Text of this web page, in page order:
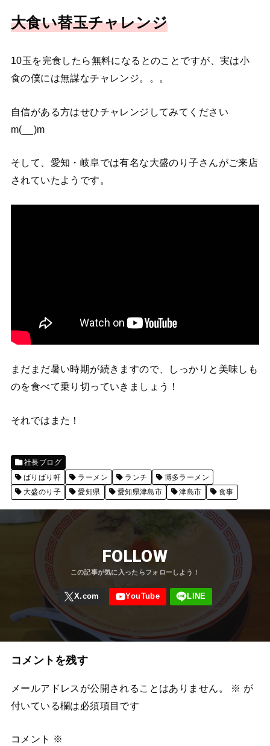
大食い替玉チャレンジ
10玉を完食したら無料になるとのことですが、実は小
食の僕には無謀なチャレンジ。。。
自信がある方はせひチャレンジしてみてください
m(__)m
そして、愛知・岐阜では有名な大盛のり子さんがご来店
されていたようです。
まだまだ暑い時期が続きますので、しっかりと美味しも
のを食べて乗り切っていきましょう！
それではまた！
社長ブログ
ばりばり軒
ラーメン ランチ
博多ラーメン
大盛のり子
愛知県 愛知県津島市 津島市 食事
FOLLOW
コメントを残す
メールアドレスが公開されることはありません。 ※ が
付いている欄は必須項目です
コメント ※